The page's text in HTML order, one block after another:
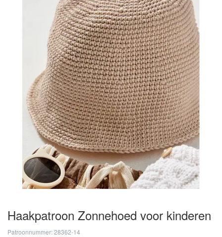
Haakpatroon Zonnehoed voor kinderen
Patroonnummer: 28362-14